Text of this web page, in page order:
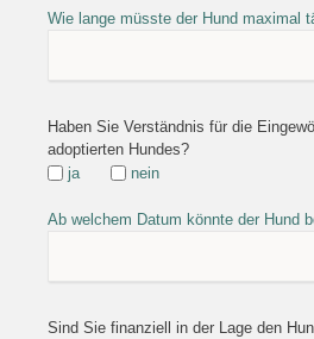
Wie lange müsste der Hund maximal
Haben Sie Verständnis für die
adoptierten Hundes?
ja
nein
Ab welchem Datum könnte der Hund
Sind Sie finanziell in der Lage den